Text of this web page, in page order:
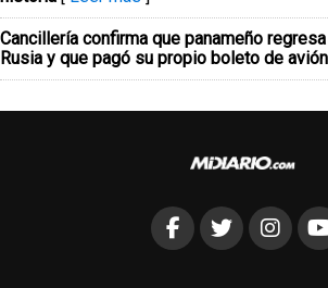
Cancillería confirma que panameño
Rusia y que pagó su propio boleto de avión